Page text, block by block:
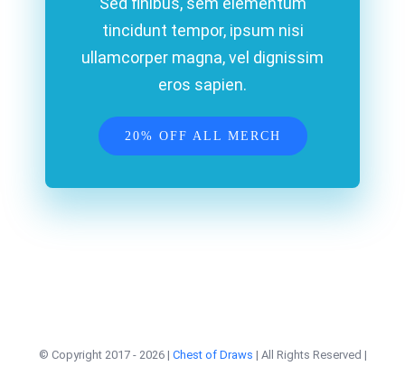
tincidunt tempor, ipsum nisi
ullamcorper magna, vel dignissim
eros sapien.
20% OFF ALL MERCH
© Copyright 2017 - 2026 | Chest of Draws | All Rights Reserved |